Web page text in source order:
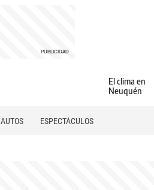
El clima en
Neuquén
AUTOS
ESPECTÁCULOS